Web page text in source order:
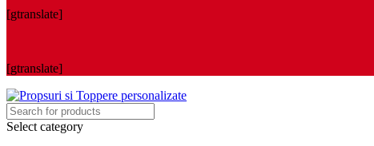
[gtranslate]
[gtranslate]
Select category